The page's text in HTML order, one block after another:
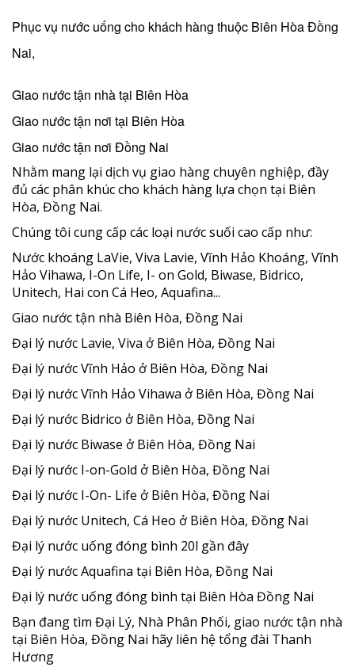
Phục vụ nước uống cho khách hàng thuộc Biên Hòa Đồng
Nai,
Giao nước tận nhà tại Biên Hòa
Giao nước tận nơi tại Biên Hòa
Giao nước tận nơi Đồng Nai
Nhằm mang lại dịch vụ giao hàng chuyên nghiệp, đầy
đủ các phân khúc cho khách hàng lựa chọn tại Biên
Hòa, Đồng Nai.
Chúng tôi cung cấp các loại nước suối cao cấp như:
Nước khoáng LaVie, Viva Lavie, Vĩnh Hảo Khoáng, Vĩnh
Hảo Vihawa, I-On Life, I- on Gold, Biwase, Bidrico,
Unitech, Hai con Cá Heo, Aquafina...
Giao nước tận nhà Biên Hòa, Đồng Nai
Đại lý nước Lavie, Viva ở Biên Hòa, Đồng Nai
Đại lý nước Vĩnh Hảo ở Biên Hòa, Đồng Nai
Đại lý nước Vĩnh Hảo Vihawa ở Biên Hòa, Đồng Nai
Đại lý nước Bidrico ở Biên Hòa, Đồng Nai
Đại lý nước Biwase ở Biên Hòa, Đồng Nai
Đại lý nước I-on-Gold ở Biên Hòa, Đồng Nai
Đại lý nước I-On- Life ở Biên Hòa, Đồng Nai
Đại lý nước Unitech, Cá Heo ở Biên Hòa, Đồng Nai
Đại lý nước uống đóng bình 20l gần đây
Đại lý nước Aquafina tại Biên Hòa, Đồng Nai
Đại lý nước uống đóng bình tại Biên Hòa Đồng Nai
Bạn đang tìm Đại Lý, Nhà Phân Phối, giao nước tận nhà
tại Biên Hòa, Đồng Nai hãy liên hệ tổng đài Thanh
Hương